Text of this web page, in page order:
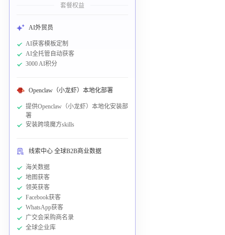
套餐权益
AI外贸员
AI获客模板定制
AI全托管自动获客
3000 AI积分
Openclaw（小龙虾）本地化部署
提供Openclaw（小龙虾）本地化安装部
署
安装跨境魔方skills
线索中心 全球B2B商业数据
海关数据
地图获客
领英获客
Facebook获客
WhatsApp获客
广交会采购商名录
全球企业库